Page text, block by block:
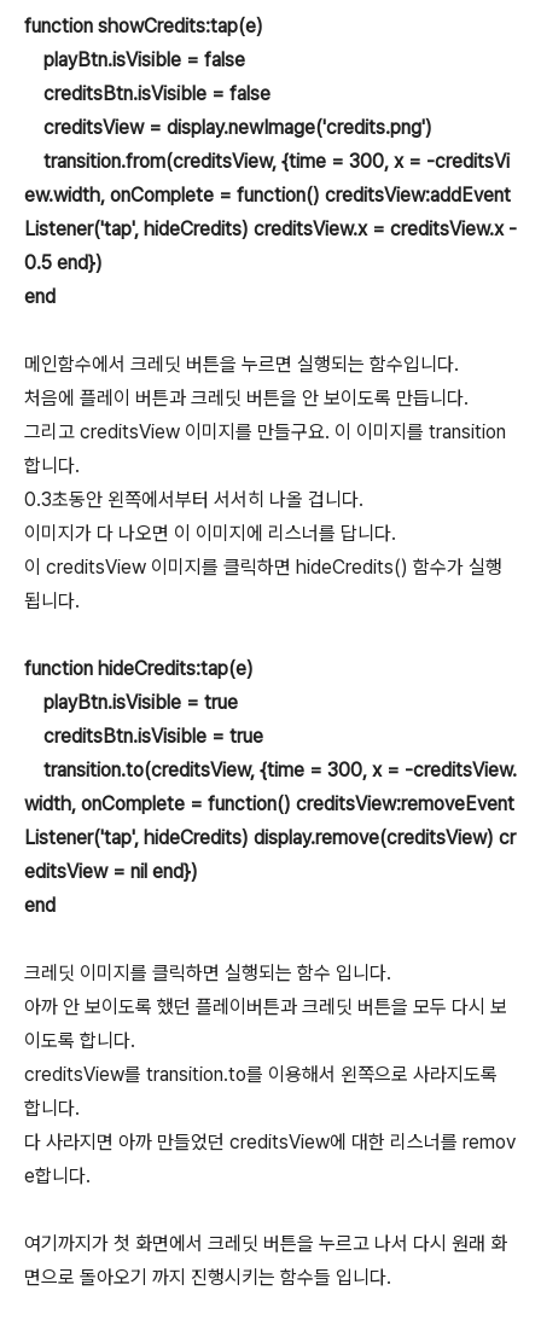
function showCredits:tap(e)
playBtn.isVisible = false
creditsBtn.isVisible = false
creditsView = display.newImage('credits.png')
transition.from(creditsView, {time = 300, x = -creditsVi
ew.width, onComplete = function() creditsView:addEvent
Listener('tap', hideCredits) creditsView.x = creditsView.x -
0.5 end})
end
메인함수에서 크레딧 버튼을 누르면 실행되는 함수입니다.
처음에 플레이 버튼과 크레딧 버튼을 안 보이도록 만듭니다.
그리고 creditsView 이미지를 만들구요. 이 이미지를 transition
합니다.
0.3초동안 왼쪽에서부터 서서히 나올 겁니다.
이미지가 다 나오면 이 이미지에 리스너를 답니다.
이 creditsView 이미지를 클릭하면 hideCredits() 함수가 실행
됩니다.
function hideCredits:tap(e)
playBtn.isVisible = true
creditsBtn.isVisible = true
transition.to(creditsView, {time = 300, x = -creditsView.
width, onComplete = function() creditsView:removeEvent
Listener('tap', hideCredits) display.remove(creditsView) cr
editsView = nil end})
end
크레딧 이미지를 클릭하면 실행되는 함수 입니다.
아까 안 보이도록 했던 플레이버튼과 크레딧 버튼을 모두 다시 보
이도록 합니다.
creditsView를 transition.to를 이용해서 왼쪽으로 사라지도록
합니다.
다 사라지면 아까 만들었던 creditsView에 대한 리스너를 remov
e합니다.
여기까지가 첫 화면에서 크레딧 버튼을 누르고 나서 다시 원래 화
면으로 돌아오기 까지 진행시키는 함수들 입니다.